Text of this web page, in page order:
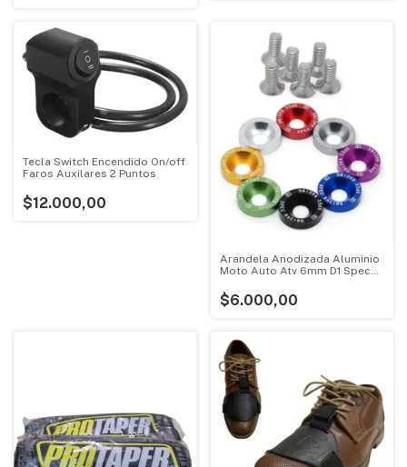
Tecla Switch Encendido On/off
Faros Auxilares 2 Puntos
$12.000,00
Arandela Anodizada Aluminio
Moto Auto Atv 6mm D1 Spec
$6.000,00